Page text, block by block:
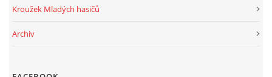
Kroužek Mladých hasičů
Archiv